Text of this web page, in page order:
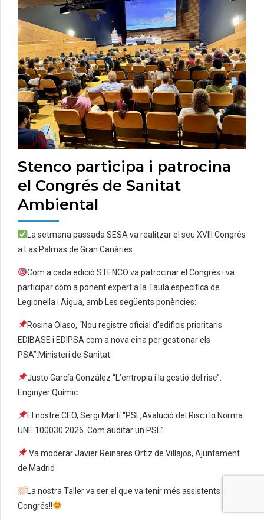
Stenco participa i patrocina
el Congrés de Sanitat
Ambiental
La setmana passada SESA va realitzar el seu XVIII Congrés
a Las Palmas de Gran Canàries.
Com a cada edició STENCO va patrocinar el Congrés i va
participar com a ponent expert a la Taula específica de
Legionella i Aigua, amb Les següents ponències:
Rosina Olaso, “Nou registre oficial d’edificis prioritaris
EDIBASE i EDIPSA com a nova eina per gestionar els
PSA”.Ministeri de Sanitat.
Justo García González “L’entropia i la gestió del risc”.
Enginyer Químic
El nostre CEO, Sergi Martí “PSL,Avalució del Risc i lα Norma
UNE 100030:2026. Com auditar un PSL”
Va moderar Javier Reinares Ortiz de Villajos, Ajuntament
de Madrid
La nostra Taller va ser el que va tenir més assistents del
Congrés!!